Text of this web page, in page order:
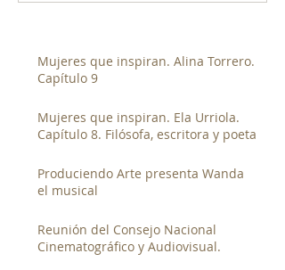
Mujeres que inspiran. Alina Torrero.
Capítulo 9
Mujeres que inspiran. Ela Urriola.
Capítulo 8. Filósofa, escritora y poeta
Produciendo Arte presenta Wanda
el musical
Reunión del Consejo Nacional
Cinematográfico y Audiovisual.